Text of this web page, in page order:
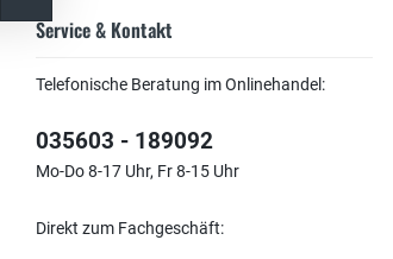
Service & Kontakt
Telefonische Beratung im Onlinehandel:
035603 - 189092
Mo-Do 8-17 Uhr, Fr 8-15 Uhr
Direkt zum Fachgeschäft: